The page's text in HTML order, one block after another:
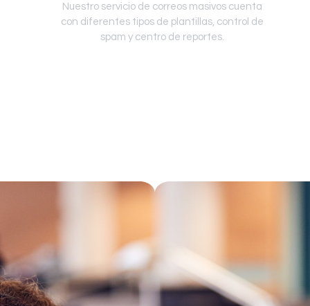
Nuestro servicio de correos masivos cuenta
con diferentes tipos de plantillas, control de
spam y centro de reportes.